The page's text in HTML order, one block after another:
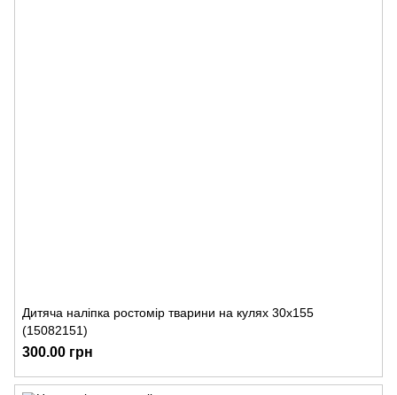
Дитяча наліпка ростомір тварини на кулях 30х155
(15082151)
300.00 грн